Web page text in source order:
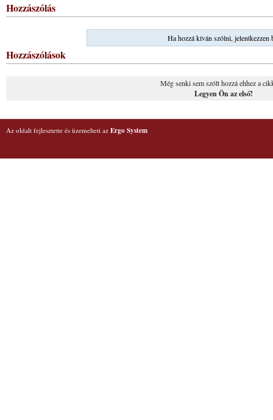
Hozzászólás
Ha hozzá kíván szólni, jelentkezzen
Hozzászólások
Még senki sem szólt hozzá ehhez a
Legyen Ön az első!
Az oldalt fejlesztette és üzemelteti az Ergo System